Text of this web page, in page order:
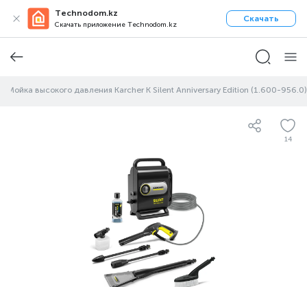
Technodom.kz
Скачать приложение Technodom.kz
Скачать
Мойка высокого давления Karcher K Silent Anniversary Edition (1.600-956.0)
14